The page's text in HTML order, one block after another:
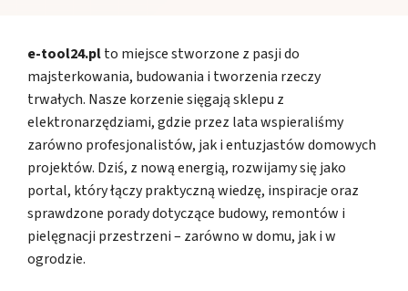
e-tool24.plto miejsce stworzone z pasji do
majsterkowania, budowania i tworzenia rzeczy
trwałych. Nasze korzenie sięgają sklepu z
elektronarzędziami, gdzie przez lata wspieraliśmy
zarówno profesjonalistów, jak i entuzjastów domowych
projektów. Dziś, z nową energią, rozwijamy się jako
portal, który łączy praktyczną wiedzę, inspiracje oraz
sprawdzone porady dotyczące budowy, remontów i
pielęgnacji przestrzeni – zarówno w domu, jak i w
ogrodzie.